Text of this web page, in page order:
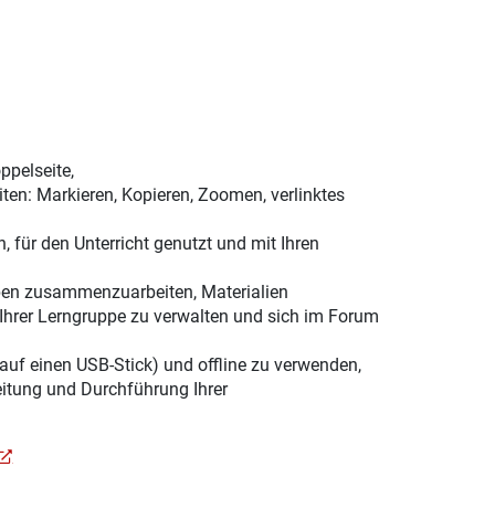
Markieren, Kopieren, Zoomen, verlinktes
für den Unterricht genutzt und mit Ihren
zusammenzuarbeiten, Materialien
Lerngruppe zu verwalten und sich im Forum
einen USB-Stick) und offline zu verwenden,
und Durchführung Ihrer